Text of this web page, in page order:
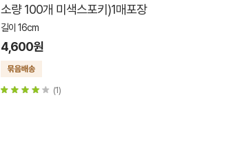
소량 100개 미색스포키)1매포장
길이 16cm
4,600원
(1)